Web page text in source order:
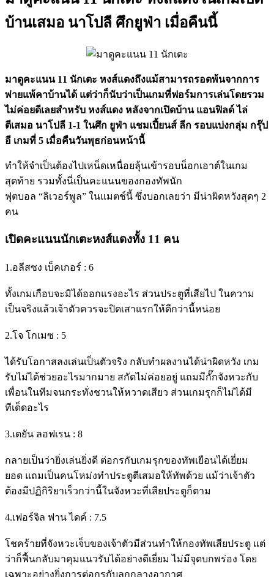
บ้านเสมอ นาโปลี ศึกยูฟ่า เมื่อคืนนี้
มาดูคะแนน 11 นักเตะ หงส์แดงถึงแม้สามารถรอดพ้นจากการ
พ่ายแพ้คาบ้านได้ แต่ว่าก็นับว่าเป็นเกมที่ฟอร์มการเล่นโดยรวม
ไม่ค่อยดีเลยสำหรับ หงส์แดง หลังจากเปิดบ้าน แอนฟิลด์ ไล่
ตีเสมอ นาโปลี 1-1 ในศึก ยูฟ่า แชมเปี้ยนส์ ลีก รอบแบ่งกลุ่ม กรุ๊ป
อี เกมที่ 5 เมื่อคืนวันพุธก่อนหน้านี้
ทำให้จำเป็นต้องไปเหน็ดเหนื่อยลุ้นเข้ารอบน็อกเอาต์ในเกม
สุดท้าย รวมทั้งนี่เป็นคะแนนของกองทัพนัก
ฟุตบอล “ลิเวอร์พูล” ในแมตช์นี้ ซึ่งบอกเลยว่า มีน่าผิดหวังสุดๆ 2
คน
เปิดคะแนนนักเตะหงส์แดงทั้ง 11 คน
1.อลีสซง เบ็คเกอร์ : 6
ทั้งเกมเกือบจะมิได้ออกแรงอะไร ส่วนประตูที่เสียไป ในความ
เป็นจริงแล้วเจ้าตัวควรจะปิดเสาแรกให้ดีกว่านี้หน่อย
2.โจ โกเมซ : 5
ได้รับโอกาสลงเล่นเป็นตัวจริง กลับทำผลงานได้น่าผิดหวัง เกม
รับไม่ได้ช่วยอะไรมากมาย สกัดไม่ค่อยอยู่ แถมมีกั๊กจังหวะกับ
เพื่อนในทีมจนกระทั่งชวนให้หวาดเสียว ส่วนเกมรุกก็ไม่ได้มี
ทีเด็ดอะไร
3.เดยัน ลอฟเรน : 8
กลายเป็นว่ายิ่งเล่นยิ่งดี ต่อกรกับเกมรุกของทัพเยือนได้เยี่ยม
ยอด แถมเป็นคนโหม่งทำประตูตีเสมอให้ทัพด้วย แม้ว่าเจ้าตัว
ต้องมีปฏิกิริยาเร็วกว่านี้ในจังหวะที่เสียประตูก็ตาม
4.เฟอร์จิล ฟาน ไดค์ : 7.5
โชคร้ายที่จังหวะเจ็บของเจ้าตัวมีส่วนทำให้กองทัพเสียประตู แต่
ว่าก็ฟื้นกลับมาคุมแนวรับได้อย่างดีเยี่ยม ไม่มีจุดบกพร่อง โดย
เฉพาะอย่างยิ่งการต่อกรกับลูกกลางอากาศ